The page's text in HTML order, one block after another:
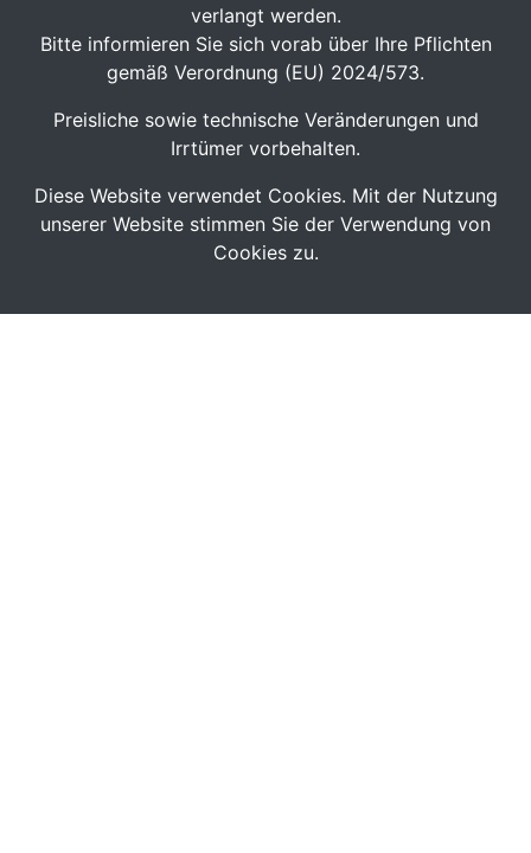
verlangt werden.
Bitte informieren Sie sich vorab über Ihre Pflichten
gemäß Verordnung (EU) 2024/573.
Preisliche sowie technische Veränderungen und
Irrtümer vorbehalten.
Diese Website verwendet Cookies. Mit der Nutzung
unserer Website stimmen Sie der Verwendung von
Cookies zu.